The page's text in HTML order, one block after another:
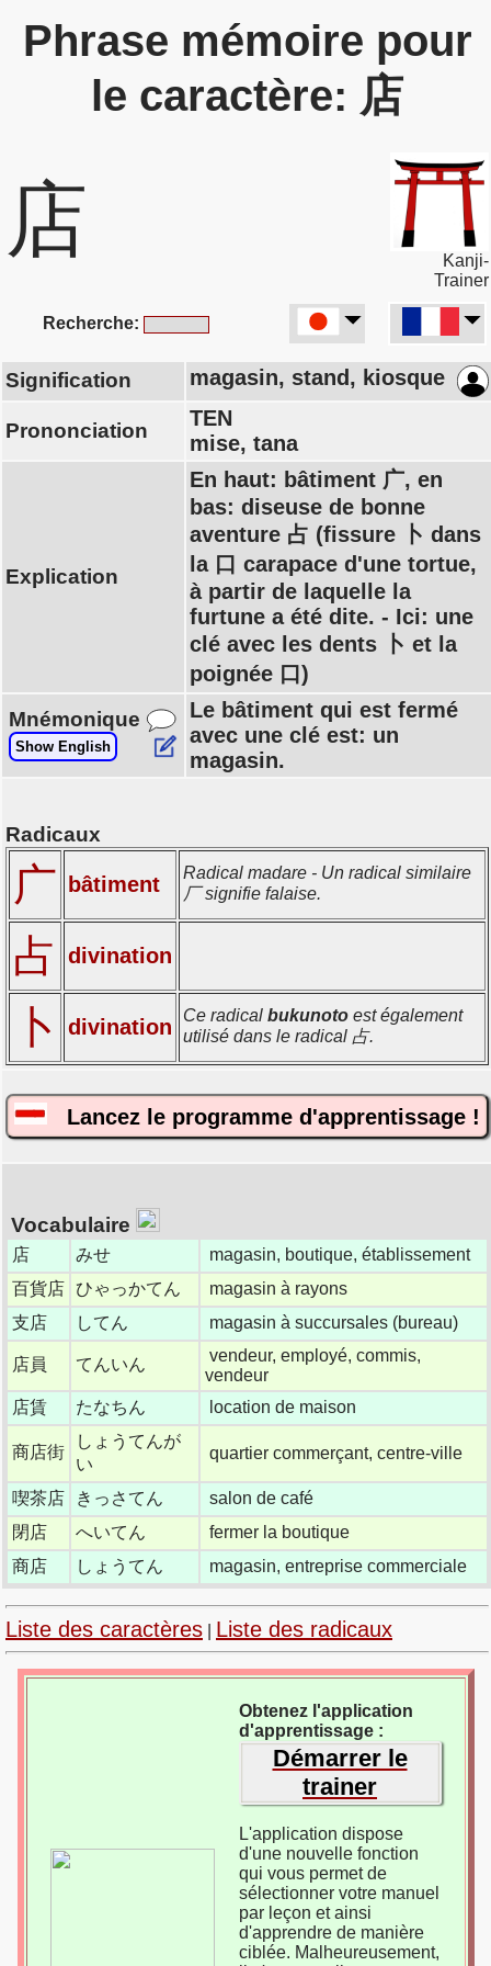
Phrase mémoire pour
le caractère: 店
店
Kanji-
Trainer
Recherche:
Signification magasin, stand, kiosque
Prononciation
TEN
mise, tana
Explication
En haut: bâtiment 广, en
bas: diseuse de bonne
aventure 占 (fissure 卜 dans
la 口 carapace d'une tortue,
à partir de laquelle la
furtune a été dite. - Ici: une
clé avec les dents 卜 et la
poignée 口)
Mnémonique
Show English
Le bâtiment qui est fermé
avec une clé est: un
magasin.
Radicaux
广 bâtiment
Radical madare - Un radical similaire
厂 signifie falaise.
占 divination
卜 divination Ce radical bukunoto est également
utilisé dans le radical 占.
Lancez le programme d'apprentissage !
Vocabulaire
店 みせ
magasin, boutique, établissement
百貨店 ひゃっかてん
magasin à rayons
支店
してん magasin à succursales (bureau)
店員 てんいん
vendeur, employé, commis,
vendeur
店賃
たなちん location de maison
商店街
しょうてんが
い
quartier commerçant, centre-ville
喫茶店 きっさてん
salon de café
閉店
へいてん
fermer la boutique
商店
しょうてん magasin, entreprise commerciale
Liste des caractères Liste des radicaux
Obtenez l'application
d'apprentissage :
Démarrer le
trainer
L'application dispose
d'une nouvelle fonction
qui vous permet de
sélectionner votre manuel
par leçon et ainsi
d'apprendre de manière
ciblée. Malheureusement,